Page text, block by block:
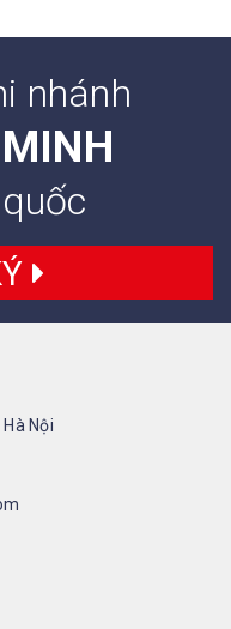
nhánh
Nội